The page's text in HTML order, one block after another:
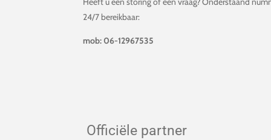
24/7 bereikbaar:
mob: 06-12967535
Officiële partner